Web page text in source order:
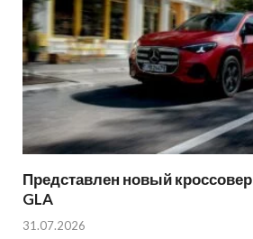
Представлен новый
GLA
31.07.2026